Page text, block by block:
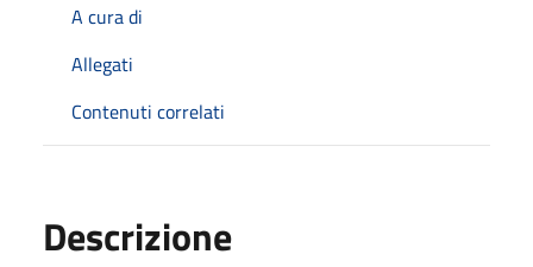
A cura di
Allegati
Contenuti correlati
Descrizione